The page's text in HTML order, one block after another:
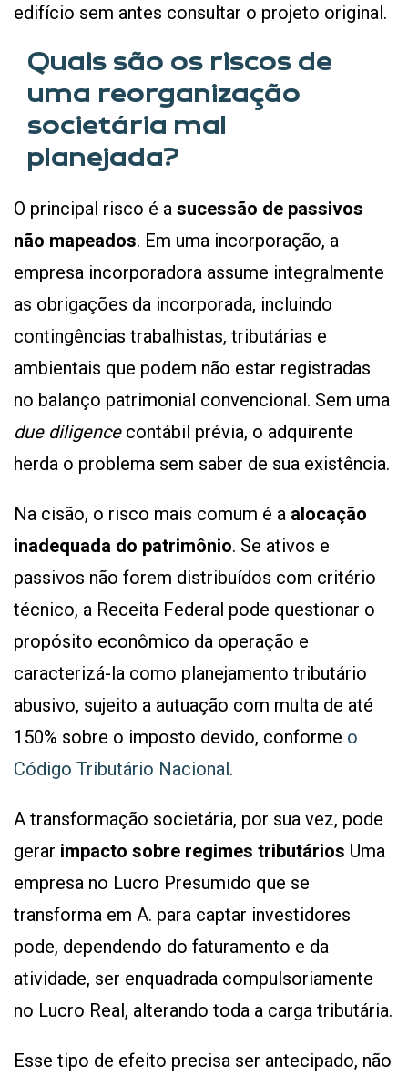
edifício sem antes consultar o projeto original.
Quais são os riscos de
uma reorganização
societária mal
planejada?
O principal risco é a sucessão de passivos
não mapeados. Em uma incorporação, a
empresa incorporadora assume integralmente
as obrigações da incorporada, incluindo
contingências trabalhistas, tributárias e
ambientais que podem não estar registradas
no balanço patrimonial convencional. Sem uma
due diligencecontábil prévia, o adquirente
herda o problema sem saber de sua existência.
Na cisão, o risco mais comum é a alocação
inadequada do patrimônio. Se ativos e
passivos não forem distribuídos com critério
técnico, a Receita Federal pode questionar o
propósito econômico da operação e
caracterizá-la como planejamento tributário
abusivo, sujeito a autuação com multa de até
150% sobre o imposto devido, conforme o
Código Tributário Nacional.
A transformação societária, por sua vez, pode
gerar impacto sobre regimes tributários Uma
empresa no Lucro Presumido que se
transforma em A. para captar investidores
pode, dependendo do faturamento e da
atividade, ser enquadrada compulsoriamente
no Lucro Real, alterando toda a carga tributária.
Esse tipo de efeito precisa ser antecipado, não